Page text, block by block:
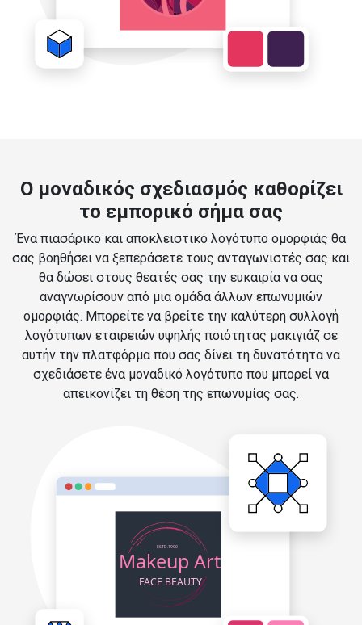
Ο μοναδικός σχεδιασμός καθορίζει
το εμπορικό σήμα σας
Ένα πιασάρικο και αποκλειστικό λογότυπο ομορφιάς θα
σας βοηθήσει να ξεπεράσετε τους ανταγωνιστές σας και
θα δώσει στους θεατές σας την ευκαιρία να σας
αναγνωρίσουν από μια ομάδα άλλων επωνυμιών
ομορφιάς. Μπορείτε να βρείτε την καλύτερη συλλογή
λογότυπων εταιρειών υψηλής ποιότητας μακιγιάζ σε
αυτήν την πλατφόρμα που σας δίνει τη δυνατότητα να
σχεδιάσετε ένα μοναδικό λογότυπο που μπορεί να
απεικονίζει τη θέση της επωνυμίας σας.